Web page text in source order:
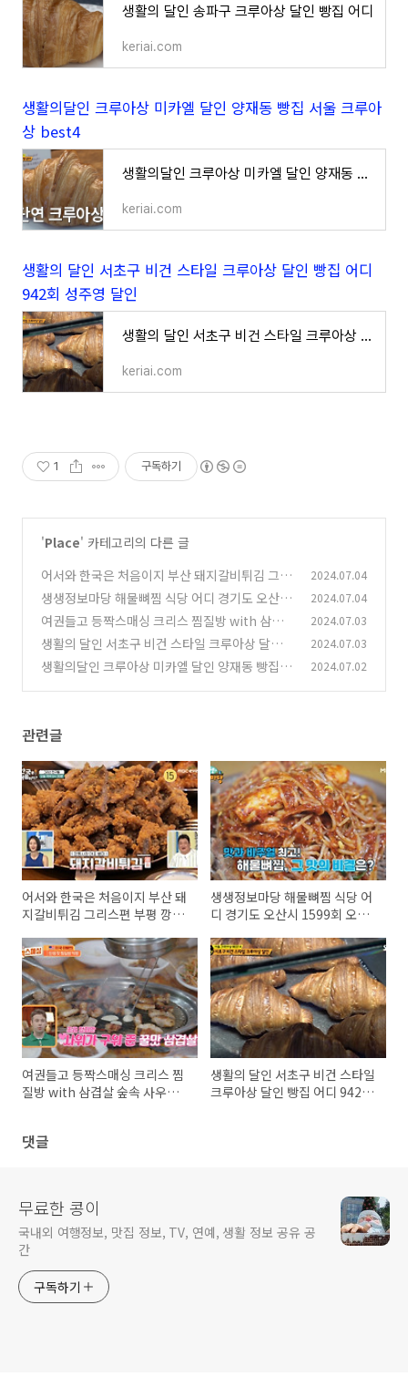
생활의 달인 송파구 크루아상 달인 빵집 어디
keriai.com
생활의달인 크루아상 미카엘 달인 양재동 빵집 서울 크루아
상 best4
생활의달인 크루아상 미카엘 달인 양재동 빵집 서울 크루아상 best4
keriai.com
생활의 달인 서초구 비건 스타일 크루아상 달인 빵집 어디
942회 성주영 달인
생활의 달인 서초구 비건 스타일 크루아상 달인 빵집 어디 942회 성주영 달인
keriai.com
1 구독하기
'Place' 카테고리의 다른 글
어서와 한국은 처음이지 부산 돼지갈비튀김 그리
스편 부평 깡통시장 (0)
2024.07.04
생생정보마당 해물뼈찜 식당 어디 경기도 오산시
1599회 오산 맛집 (1)
2024.07.04
여권들고 등짝스매싱 크리스 찜질방 with 삼겹
살 숲속 사우나 불가마
(0)
2024.07.03
생활의 달인 서초구 비건 스타일 크루아상 달인
빵집 어디 942회 성주영 달인
(0)
2024.07.03
생활의달인 크루아상 미카엘 달인 양재동 빵집 서
2024.07.02
관련글
어서와 한국은 처음이지 부산 돼
지갈비튀김 그리스편 부평 깡통
생생정보마당 해물뼈찜 식당 어
디 경기도 오산시 1599회 오산
여권들고 등짝스매싱 크리스 찜
질방 with 삼겹살 숲속 사우나
생활의 달인 서초구 비건 스타일
크루아상 달인 빵집 어디 942회
댓글
무료한 콩이
국내외 여행정보, 맛집 정보, TV, 연예, 생활 정보 공유 공
간
구독하기